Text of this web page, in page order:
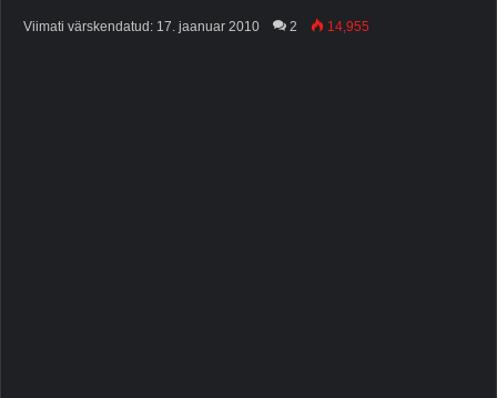
Viimati värskendatud: 17. jaanuar 2010 2 14,955